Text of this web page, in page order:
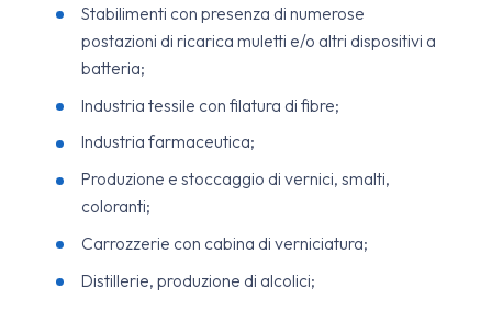
Stabilimenti con presenza di numerose
postazioni di ricarica muletti e/o altri dispositivi a
batteria;
Industria tessile con filatura di fibre;
Industria farmaceutica;
Produzione e stoccaggio di vernici, smalti,
coloranti;
Carrozzerie con cabina di verniciatura;
Distillerie, produzione di alcolici;